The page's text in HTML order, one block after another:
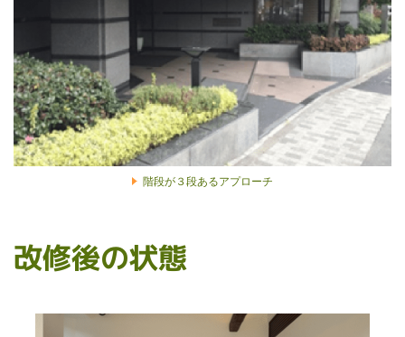
階段が３段あるアプローチ
改修後の状態